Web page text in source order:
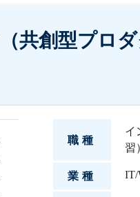
共創型プロ
職種
イ
習
業種 IT/